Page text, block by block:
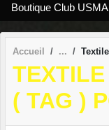
Boutique Club USMA
Accueil
( TAG )